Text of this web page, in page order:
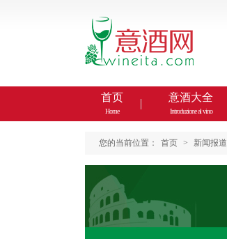
首页
Home
意酒大全
Introduzione al vino
您的当前位置： 首页 > 新闻报道